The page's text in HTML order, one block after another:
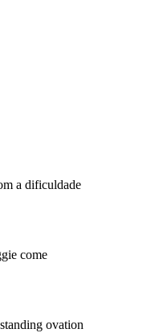
a dificuldade
come
ovation